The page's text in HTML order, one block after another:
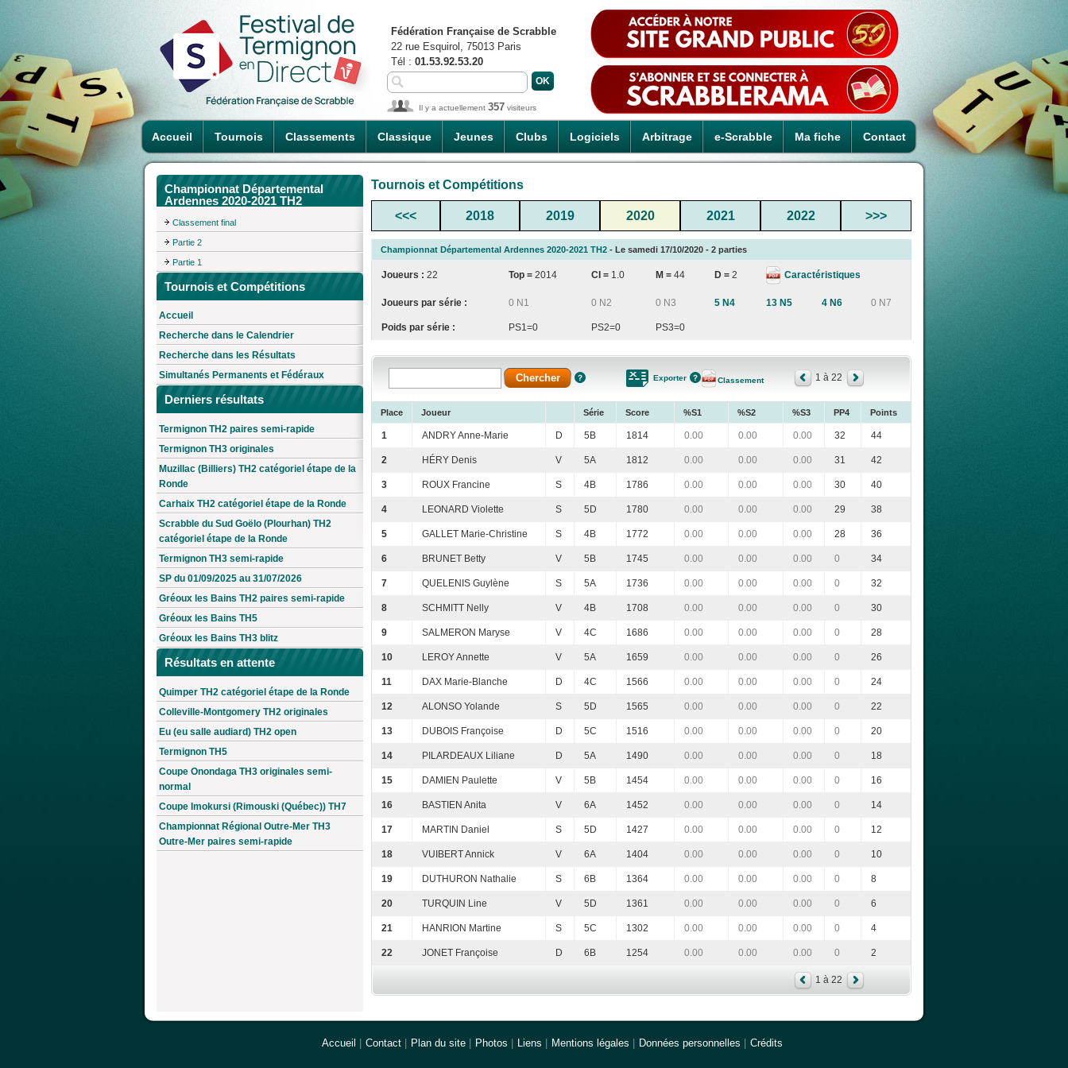
Accueil Tournois Classements Classique Jeunes Clubs Logiciels Arbitrage e-Scrabble Ma fiche Contact
Fédération Française de Scrabble
22 rue Esquirol, 75013 Paris
Tél : 01.53.92.53.20
Il y a actuellement 357 visiteurs
Championnat Départemental
Ardennes 2020-2021 TH2
Classement final
Partie 2
Partie 1
Tournois et Compétitions
Accueil
Recherche dans le Calendrier
Recherche dans les Résultats
Simultanés Permanents et Fédéraux
Derniers résultats
Termignon TH2 paires semi-rapide
Termignon TH3 originales
Muzillac (Billiers) TH2 catégoriel étape de la
Ronde
Carhaix TH2 catégoriel étape de la Ronde
Scrabble du Sud Goëlo (Plourhan) TH2
catégoriel étape de la Ronde
Termignon TH3 semi-rapide
SP du 01/09/2025 au 31/07/2026
Gréoux les Bains TH2 paires semi-rapide
Gréoux les Bains TH5
Gréoux les Bains TH3 blitz
Résultats en attente
Quimper TH2 catégoriel étape de la Ronde
Colleville-Montgomery TH2 originales
Eu (eu salle audiard) TH2 open
Termignon TH5
Coupe Onondaga TH3 originales semi-
normal
Coupe Imokursi (Rimouski (Québec)) TH7
Championnat Régional Outre-Mer TH3
Outre-Mer paires semi-rapide
Tournois et Compétitions
<<< 2018 2019 2020 2021 2022 >>>
Championnat Départemental Ardennes 2020-2021 TH2 - Le samedi 17/10/2020 - 2 parties
Joueurs : 22 Top = 2014 CI = 1.0 M = 44 D = 2 Caractéristiques
Joueurs par série : 0 N1 0 N2 0 N3 5 N4 13 N5 4 N6 0 N7
Poids par série : PS1=0 PS2=0 PS3=0
Exporter Classement 1 à 22
Place Joueur Série Score %S1 %S2 %S3 PP4 Points
1 ANDRY Anne-Marie D 5B 1814 0.00 0.00 0.00 32 44
2 HÉRY Denis V 5A 1812 0.00 0.00 0.00 31 42
3 ROUX Francine S 4B 1786 0.00 0.00 0.00 30 40
4 LEONARD Violette S 5D 1780 0.00 0.00 0.00 29 38
5 GALLET Marie-Christine S 4B 1772 0.00 0.00 0.00 28 36
6 BRUNET Betty V 5B 1745 0.00 0.00 0.00 0 34
7 QUELENIS Guylène S 5A 1736 0.00 0.00 0.00 0 32
8 SCHMITT Nelly V 4B 1708 0.00 0.00 0.00 0 30
9 SALMERON Maryse V 4C 1686 0.00 0.00 0.00 0 28
10 LEROY Annette V 5A 1659 0.00 0.00 0.00 0 26
11 DAX Marie-Blanche D 4C 1566 0.00 0.00 0.00 0 24
12 ALONSO Yolande S 5D 1565 0.00 0.00 0.00 0 22
13 DUBOIS Françoise D 5C 1516 0.00 0.00 0.00 0 20
14 PILARDEAUX Liliane D 5A 1490 0.00 0.00 0.00 0 18
15 DAMIEN Paulette V 5B 1454 0.00 0.00 0.00 0 16
16 BASTIEN Anita V 6A 1452 0.00 0.00 0.00 0 14
17 MARTIN Daniel S 5D 1427 0.00 0.00 0.00 0 12
18 VUIBERT Annick V 6A 1404 0.00 0.00 0.00 0 10
19 DUTHURON Nathalie S 6B 1364 0.00 0.00 0.00 0 8
20 TURQUIN Line V 5D 1361 0.00 0.00 0.00 0 6
21 HANRION Martine S 5C 1302 0.00 0.00 0.00 0 4
22 JONET Françoise D 6B 1254 0.00 0.00 0.00 0 2
1 à 22
Accueil Contact Plan du site Photos Liens Mentions légales Données personnelles Crédits